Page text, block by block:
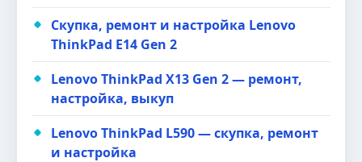
Скупка, ремонт и настройка Lenovo
ThinkPad E14 Gen 2
Lenovo ThinkPad X13 Gen 2 — ремонт,
настройка, выкуп
Lenovo ThinkPad L590 — скупка, ремонт
и настройка